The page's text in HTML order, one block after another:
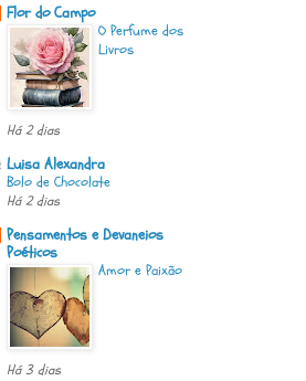
Flor do Campo
O Perfume dos
Livros
Há 2 dias
Luisa Alexandra
Bolo de Chocolate
Há 2 dias
Pensamentos e Devaneios
Poéticos
Amor e Paixão
Há 3 dias